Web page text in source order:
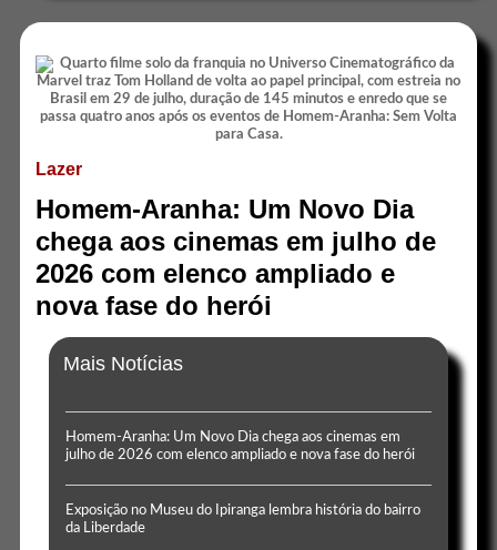
Lazer
Homem-Aranha: Um Novo Dia
chega aos cinemas em julho de
2026 com elenco ampliado e
nova fase do herói
Mais Notícias
Homem-Aranha: Um Novo Dia chega aos cinemas em
julho de 2026 com elenco ampliado e nova fase do herói
Exposição no Museu do Ipiranga lembra história do bairro
da Liberdade